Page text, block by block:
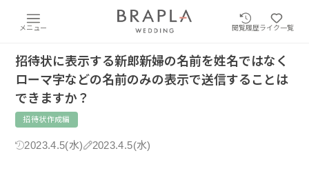
メニュー 閲覧履歴ライク一覧
招待状に表示する新郎新婦の名前を姓名ではなく
ローマ字などの名前のみの表示で送信することは
できますか？
招待状作成編
2023.4.5(水) 2023.4.5(水)